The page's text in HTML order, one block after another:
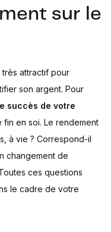
sur le
attractif pour
son argent. Pour
succès de votre
en soi. Le rendement
à vie ? Correspond-il
changement de
ces questions
le cadre de votre